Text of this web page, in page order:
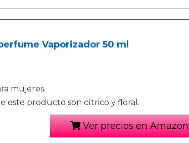
Vaporizador 50 ml
mujeres.
este producto son cítrico y floral.
Ver precios en Amazon